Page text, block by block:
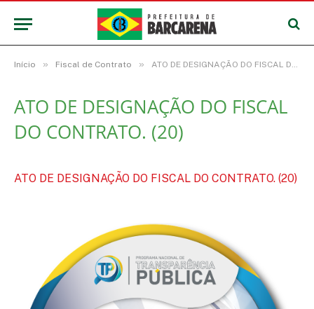
Início » Fiscal de Contrato » ATO DE DESIGNAÇÃO DO FISCAL DO CONTRATO. (20)
ATO DE DESIGNAÇÃO DO FISCAL
DO CONTRATO. (20)
ATO DE DESIGNAÇÃO DO FISCAL DO CONTRATO. (20)